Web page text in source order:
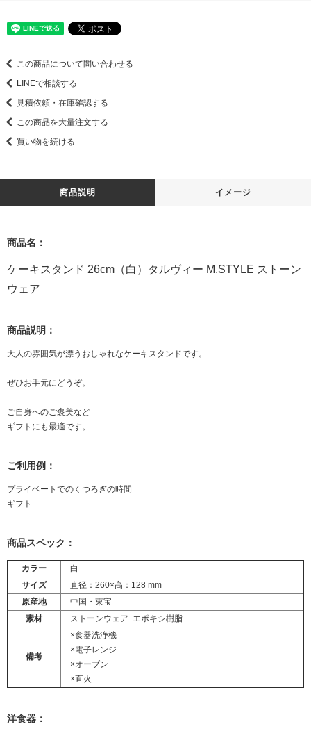
この商品について問い合わせる
LINEで相談する
見積依頼・在庫確認する
この商品を大量注文する
買い物を続ける
商品説明 イメージ
商品名：
ケーキスタンド 26cm（白）タルヴィー M.STYLE ストーン
ウェア
商品説明：
大人の雰囲気が漂うおしゃれなケーキスタンドです。
ぜひお手元にどうぞ。
ご自身へのご褒美など
ギフトにも最適です。
ご利用例：
プライベートでのくつろぎの時間
ギフト
商品スペック：
カラー
白
サイズ
直径：260×高：128 mm
原産地
中国・東宝
素材
ストーンウェア･エポキシ樹脂
備考
×食器洗浄機
×電子レンジ
×オーブン
×直火
洋食器：